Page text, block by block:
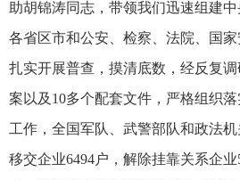
助胡锦涛同志，带领我们迅速组建
各省区市和公安、检察、法院、国家
扎实开展普查，摸清底数，经反复
案以及10多个配套文件，严格组织
工作，全国军队、武警部队和政法机
移交企业6494户，解除挂靠关系企